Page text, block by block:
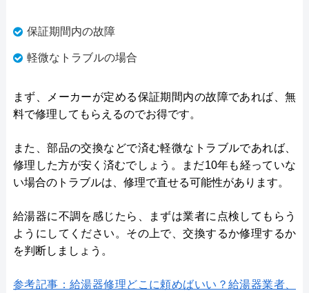
保証期間内の故障
軽微なトラブルの場合
まず、メーカーが定める保証期間内の故障であれば、無
料で修理してもらえるのでお得です。
また、部品の交換などで済む軽微なトラブルであれば、
修理した方が安く済むでしょう。まだ10年も経っていな
い場合のトラブルは、修理で直せる可能性があります。
給湯器に不調を感じたら、まずは業者に点検してもらう
ようにしてください。その上で、交換するか修理するか
を判断しましょう。
参考記事：給湯器修理どこに頼めばいい？給湯器業者、